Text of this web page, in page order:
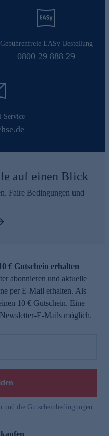
Gebührenfreie EASy-Bestellung
0800 29 888 29
Service
auf einen Blick
Faire Bedingungen und
€ Gutschein erhalten
abonnieren und aktuelle
per E-Mail erhalten. Als
10 € Gutschein. Eine
E-Mails möglich.
und die Gutscheinbedingungen